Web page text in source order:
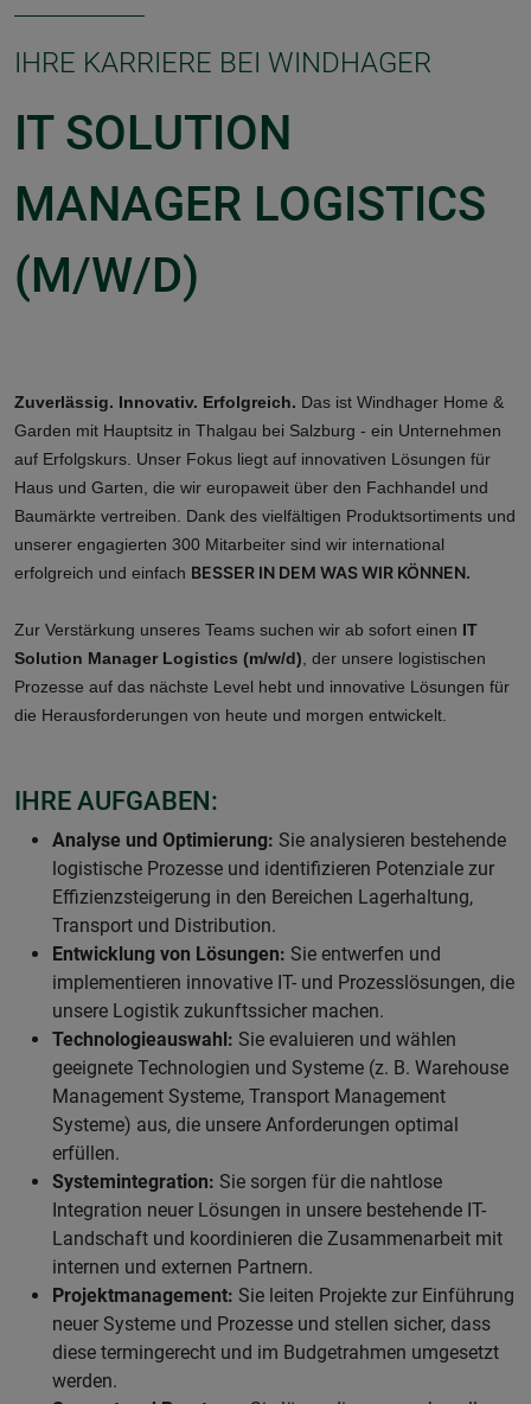
IHRE KARRIERE BEI WINDHAGER
IT SOLUTION
MANAGER LOGISTICS
(M/W/D)
Zuverlässig. Innovativ. Erfolgreich. Das ist Windhager Home &
Garden mit Hauptsitz in Thalgau bei Salzburg - ein Unternehmen
auf Erfolgskurs. Unser Fokus liegt auf innovativen Lösungen für
Haus und Garten, die wir europaweit über den Fachhandel und
Baumärkte vertreiben. Dank des vielfältigen Produktsortiments und
unserer engagierten 300 Mitarbeiter sind wir international
erfolgreich und einfach BESSER IN DEM WAS WIR KÖNNEN.
Zur Verstärkung unseres Teams suchen wir ab sofort einen IT
Solution Manager Logistics (m/w/d) , der unsere logistischen
Prozesse auf das nächste Level hebt und innovative Lösungen für
die Herausforderungen von heute und morgen entwickelt.
IHRE AUFGABEN:
Analyse und Optimierung: Sie analysieren bestehende
logistische Prozesse und identifizieren Potenziale zur
Effizienzsteigerung in den Bereichen Lagerhaltung,
Transport und Distribution.
Entwicklung von Lösungen: Sie entwerfen und
implementieren innovative IT- und Prozesslösungen, die
unsere Logistik zukunftssicher machen.
Technologieauswahl: Sie evaluieren und wählen
geeignete Technologien und Systeme (z. B. Warehouse
Management Systeme, Transport Management
Systeme) aus, die unsere Anforderungen optimal
erfüllen.
Systemintegration: Sie sorgen für die nahtlose
Integration neuer Lösungen in unsere bestehende IT-
Landschaft und koordinieren die Zusammenarbeit mit
internen und externen Partnern.
Projektmanagement: Sie leiten Projekte zur Einführung
neuer Systeme und Prozesse und stellen sicher, dass
diese termingerecht und im Budgetrahmen umgesetzt
werden.